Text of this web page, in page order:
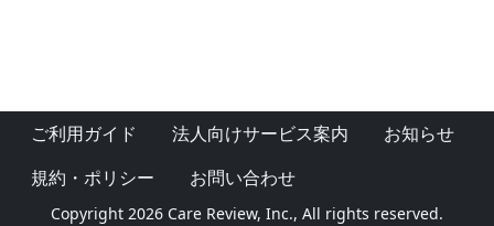
ご利用ガイド 法人向けサービス案内
お知らせ
規約・ポリシー
お問い合わせ
Copyright 2026 Care Review, Inc., All rights reserved.